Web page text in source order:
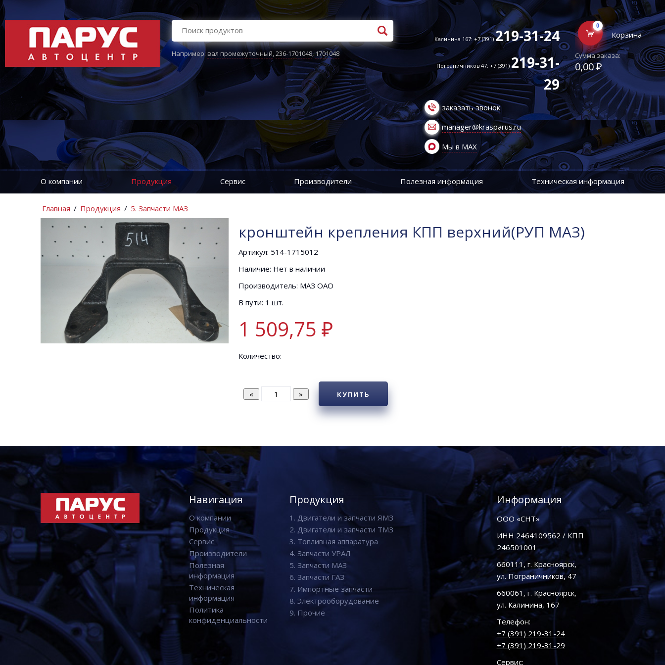
Например:вал промежуточный,236-1701048,1701048
Калинина 167: +7 (391)219-31-24
Пограничников 47: +7 (391)219-31-
29
заказать звонок
manager@krasparus.ru
Мы в MAX
0
Корзина
Сумма заказа:
0,00 ₽
О компании Продукция Сервис Производители Полезная информация Техническая информация
Главная / Продукция / 5. Запчасти МАЗ
кронштейн крепления КПП верхний(РУП МАЗ)
Артикул: 514-1715012
Наличие: Нет в наличии
Производитель: МАЗ ОАО
В пути: 1 шт.
1 509,75 ₽
Количество:
КУПИТЬ
Навигация
О компании
Продукция
Сервис
Производители
Полезная
информация
Техническая
информация
Политика
конфиденциальности
Продукция
1. Двигатели и запчасти ЯМЗ
2. Двигатели и запчасти ТМЗ
3. Топливная аппаратура
4. Запчасти УРАЛ
5. Запчасти МАЗ
6. Запчасти ГАЗ
7. Импортные запчасти
8. Электрооборудование
9. Прочие
Информация
ООО «СНТ»
ИНН 2464109562 / КПП
246501001
660111, г. Красноярск,
ул. Пограничников, 47
660061, г. Красноярск,
ул. Калинина, 167
Телефон:
+7 (391) 219-31-24
+7 (391) 219-31-29
Сервис: